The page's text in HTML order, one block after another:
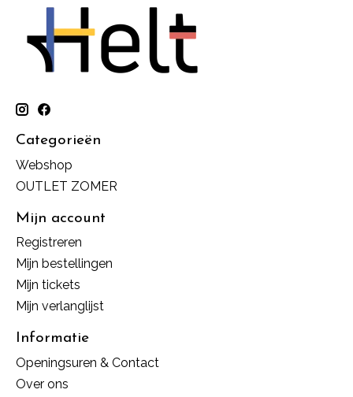
Categorieën
Webshop
OUTLET ZOMER
Mijn account
Registreren
Mijn bestellingen
Mijn tickets
Mijn verlanglijst
Informatie
Openingsuren & Contact
Over ons